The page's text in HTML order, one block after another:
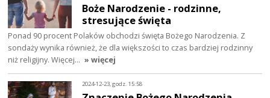
Boże Narodzenie - rodzinne,
stresujące święta
Ponad 90 procent Polaków obchodzi święta Bożego Narodzenia. Z
sondaży wynika również, że dla większości to czas bardziej rodzinny
niż religijny. Więcej… » więcej
2024-12-23, godz. 15:58